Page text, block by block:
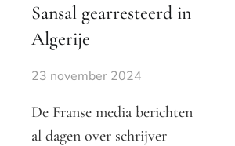
Sansal gearresteerd in
Algerije
23 november 2024
De Franse media berichten
al dagen over schrijver